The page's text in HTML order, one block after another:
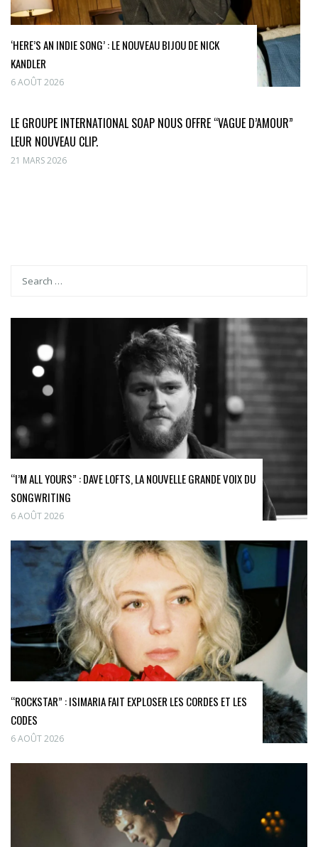
‘HERE’S AN INDIE SONG’ : LE NOUVEAU BIJOU DE NICK
KANDLER
6 AOÛT 2026
LE GROUPE INTERNATIONAL SOAP NOUS OFFRE “VAGUE D’AMOUR”
LEUR NOUVEAU CLIP.
21 MARS 2026
“I’M ALL YOURS” : DAVE LOFTS, LA NOUVELLE GRANDE VOIX DU
SONGWRITING
6 AOÛT 2026
“ROCKSTAR” : ISIMARIA FAIT EXPLOSER LES CORDES ET LES
CODES
6 AOÛT 2026